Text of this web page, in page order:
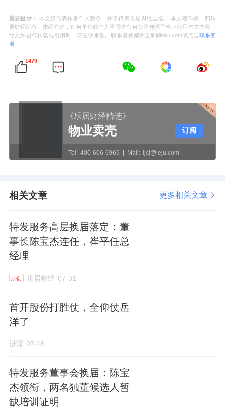
重要提示：
本文仅代表作者个人观点，并不代表乐居财经立场。 本文著作权，归乐
居财经所有。未经允许，任何单位或个人不得在任何公开传播平台上使用本文内容；
经允许进行转载或引用时，请注明来源。联系请发邮件至ljcj@leju.com或点击联系客
服
1479
《乐居财经精选》
物业卖壳
Tel: 400-606-6969 Mail: ljcj@leju.com
订阅
相关文章 更多相关文章
特发服务高层换届落定：董
事长陈宝杰连任，崔平任总
经理
原创 乐居财经 07-31
首开股份打胜仗，全仰仗岳
洋了
进深 07-16
特发服务董事会换届：陈宝
杰领衔，两名独董候选人暂
缺培训证明